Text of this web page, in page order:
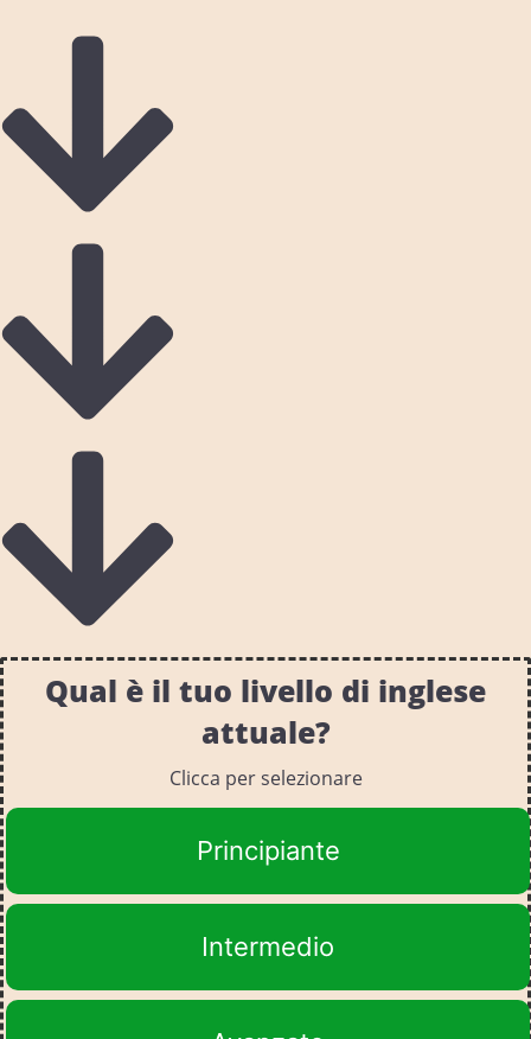
Qual è il tuo livello di inglese
attuale?
Clicca per selezionare
Principiante
Intermedio